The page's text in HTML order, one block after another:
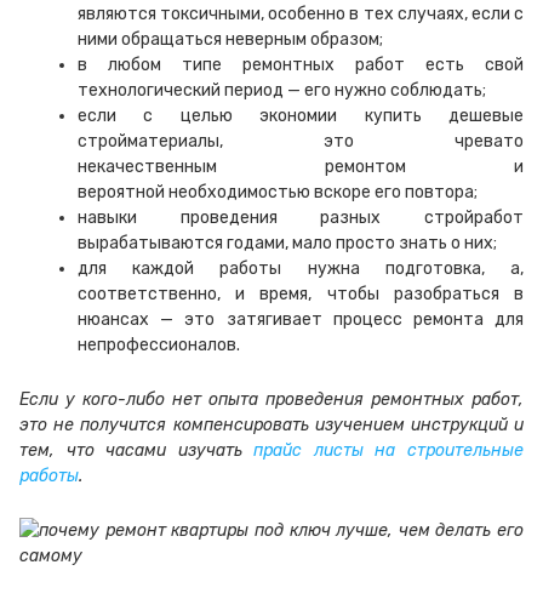
являются токсичными, особенно в тех случаях,если с
ними обращаться неверным образом;
в любом типе ремонтных работ есть свой
технологический период — его нужно соблюдать;
если с целью экономии купить дешевые
стройматериалы, это чревато
некачественным ремонтом и
вероятной необходимостью вскоре его повтора;
навыки проведения разныхстройработ
вырабатываются годами,мало просто знать о них;
для каждой работы нужна подготовка, а,
соответственно,и время, чтобы разобраться в
нюансах — это затягивает процесс ремонта для
непрофессионалов.
Если у кого-либо нет опыта проведения ремонтных работ,
это не получится компенсировать изучением инструкцийи
тем, что часами изучатьпрайс листы на строительные
работы.